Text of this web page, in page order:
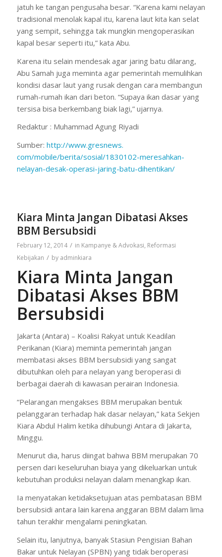
jatuh ke tangan pengusaha besar. “Karena kami nelayan
tradisional menolak kapal itu, karena laut kita kan selat
yang sempit, sehingga tak mungkin mengoperasikan
kapal besar seperti itu,” kata Abu.
Karena itu selain mendesak agar jaring batu dilarang,
Abu Samah juga meminta agar pemerintah memulihkan
kondisi dasar laut yang rusak dengan cara membangun
rumah-rumah ikan dari beton. “Supaya ikan dasar yang
tersisa bisa berkembang biak lagi,” ujarnya.
Redaktur : Muhammad Agung Riyadi
Sumber: http://www.gresnews.
com/mobile/berita/sosial/1830102-meresahkan-
nelayan-desak-operasi-jaring-batu-dihentikan/
Kiara Minta Jangan Dibatasi Akses
BBM Bersubsidi
February 12, 2014 / in Kampanye & Advokasi, Reformasi
Kebijakan / by adminkiara
Kiara Minta Jangan
Dibatasi Akses BBM
Bersubsidi
Jakarta (Antara) – Koalisi Rakyat untuk Keadilan
Perikanan (Kiara) meminta pemerintah jangan
membatasi akses BBM bersubsidi yang sangat
dibutuhkan oleh para nelayan yang beroperasi di
berbagai daerah di kawasan perairan Indonesia.
“Pelarangan mengakses BBM merupakan bentuk
pelanggaran terhadap hak dasar nelayan,” kata Sekjen
Kiara Abdul Halim ketika dihubungi Antara di Jakarta,
Minggu.
Menurut dia, harus diingat bahwa BBM merupakan 70
persen dari keseluruhan biaya yang dikeluarkan untuk
kebutuhan produksi nelayan dalam menangkap ikan.
Ia menyatakan ketidaksetujuan atas pembatasan BBM
bersubsidi antara lain karena anggaran BBM dalam lima
tahun terakhir mengalami peningkatan.
Selain itu, lanjutnya, banyak Stasiun Pengisian Bahan
Bakar untuk Nelayan (SPBN) yang tidak beroperasi